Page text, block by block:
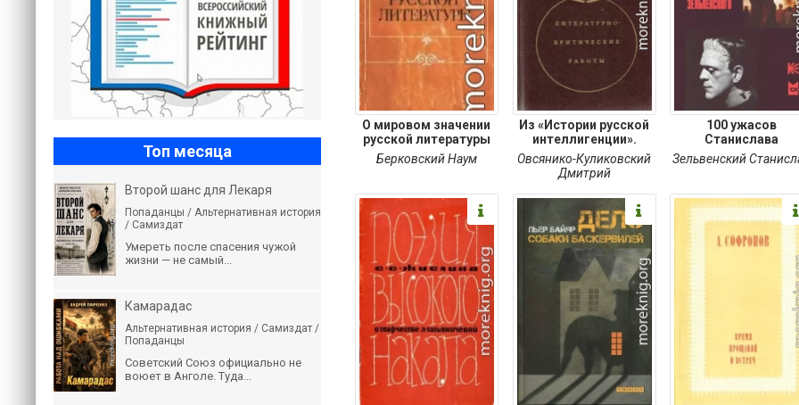
О мировом значении
русской литературы
Берковский Наум
Из «Истории русской
интеллигенции».
Овсянико-Куликовский
Дмитрий
100 ужасов
Станислава
Зельвенского
Зельвенский
Топ месяца
Второй шанс для Лекаря
Попаданцы / Альтернативная история
/ Самиздат
Умереть после спасения чужой
жизни — не самый...
Камарадас
Альтернативная история / Самиздат /
Попаданцы
Советский Союз официально не
воюет в Анголе. Туда...